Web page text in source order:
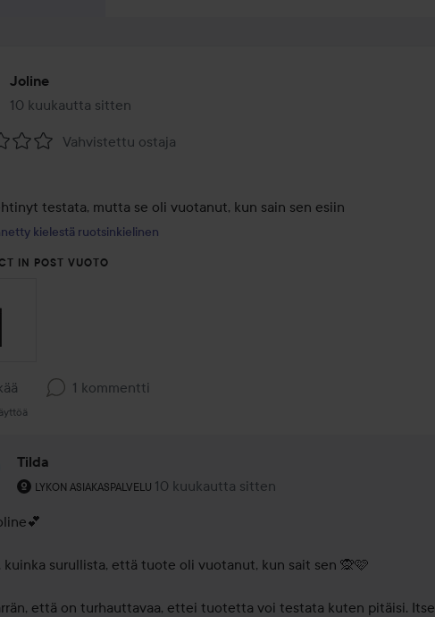
Joline
10 kuukautta sitten
Viesti luotiin 10 kuukautta sitten
Vahvistettu ostaja
testata, mutta se oli vuotanut, kun sain sen esiin
kielestä ruotsinkielinen
IN POST VUOTO
1 kommentti
Tilda
LYKON ASIAKASPALVELU
Käyttäjän rooli: Lykon asiakaspalvelu .
10 kuukautta sitten
Kommentti lisättiin 10 kuukautta sitten
kuinka surullista, että tuote oli vuotanut, kun sait sen 🙊🩷
että on turhauttavaa, ettei tuotetta voi testata kuten pitäisi. Itse